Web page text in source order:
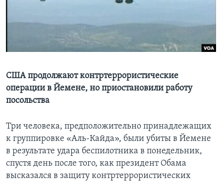
СОЦИАЛЬНЫЕ СЕТИ
Языки
США продолжают контртеррористические
операции в Йемене, но приостановили работу
посольства
Три человека, предположительно принадлежащих
к группировке «Аль-Кайда», были убиты в Йемене
в результате удара беспилотника в понедельник,
спустя день после того, как президент Обама
высказался в защиту контртеррористических